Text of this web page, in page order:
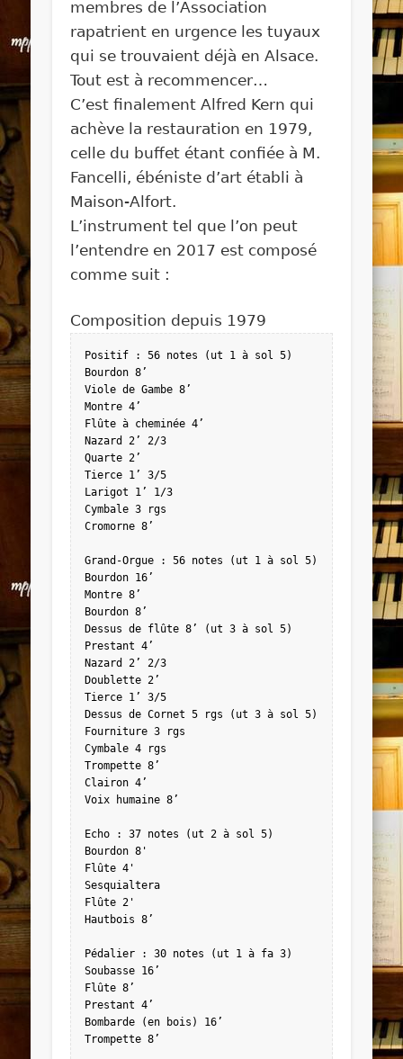
membres de l’Association
rapatrient en urgence les tuyaux
qui se trouvaient déjà en Alsace.
Tout est à recommencer…
C’est finalement Alfred Kern qui
achève la restauration en 1979,
celle du buffet étant confiée à M.
Fancelli, ébéniste d’art établi à
Maison-Alfort.
L’instrument tel que l’on peut
l’entendre en 2017 est composé
comme suit :
Composition depuis 1979
Positif : 56 notes (ut 1 à sol 5)
Bourdon 8’
Viole de Gambe 8’
Montre 4’
Flûte à cheminée 4’
Nazard 2’ 2/3
Quarte 2’
Tierce 1’ 3/5
Larigot 1’ 1/3
Cymbale 3 rgs
Cromorne 8’
Grand-Orgue : 56 notes (ut 1 à sol 5)
Bourdon 16’
Montre 8’
Bourdon 8’
Dessus de flûte 8’ (ut 3 à sol 5)
Prestant 4’
Nazard 2’ 2/3
Doublette 2’
Tierce 1’ 3/5
Dessus de Cornet 5 rgs (ut 3 à sol 5)
Fourniture 3 rgs
Cymbale 4 rgs
Trompette 8’
Clairon 4’
Voix humaine 8’
Echo : 37 notes (ut 2 à sol 5)
Bourdon 8'
Flûte 4'
Sesquialtera
Flûte 2'
Hautbois 8’
Pédalier : 30 notes (ut 1 à fa 3)
Soubasse 16’
Flûte 8’
Prestant 4’
Bombarde (en bois) 16’
Trompette 8’